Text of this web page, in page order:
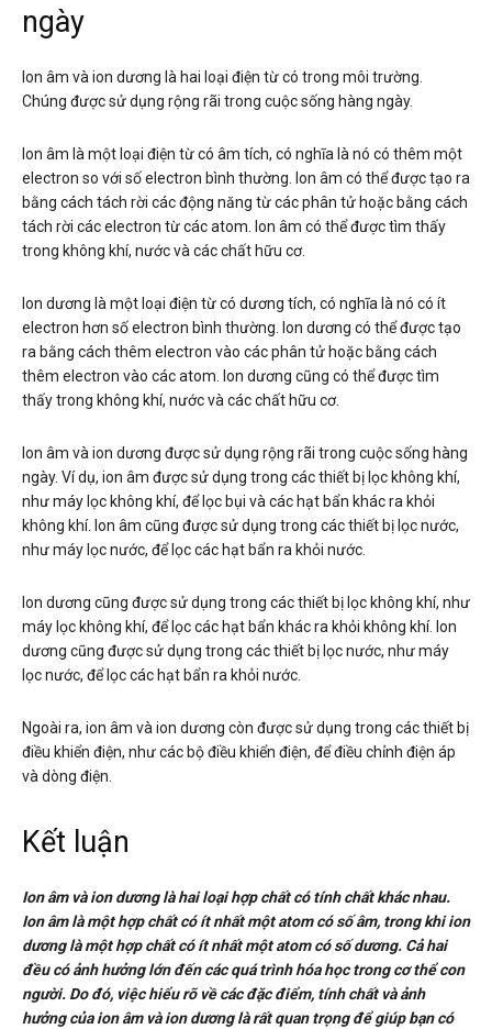
ngày
Ion âm và ion dương là hai loại điện từ có trong môi trường.
Chúng được sử dụng rộng rãi trong cuộc sống hàng ngày.
Ion âm là một loại điện từ có âm tích, có nghĩa là nó có thêm một
electron so với số electron bình thường. Ion âm có thể được tạo ra
bằng cách tách rời các động năng từ các phân tử hoặc bằng cách
tách rời các electron từ các atom. Ion âm có thể được tìm thấy
trong không khí, nước và các chất hữu cơ.
Ion dương là một loại điện từ có dương tích, có nghĩa là nó có ít
electron hơn số electron bình thường. Ion dương có thể được tạo
ra bằng cách thêm electron vào các phân tử hoặc bằng cách
thêm electron vào các atom. Ion dương cũng có thể được tìm
thấy trong không khí, nước và các chất hữu cơ.
Ion âm và ion dương được sử dụng rộng rãi trong cuộc sống hàng
ngày. Ví dụ, ion âm được sử dụng trong các thiết bị lọc không khí,
như máy lọc không khí, để lọc bụi và các hạt bẩn khác ra khỏi
không khí. Ion âm cũng được sử dụng trong các thiết bị lọc nước,
như máy lọc nước, để lọc các hạt bẩn ra khỏi nước.
Ion dương cũng được sử dụng trong các thiết bị lọc không khí, như
máy lọc không khí, để lọc các hạt bẩn khác ra khỏi không khí. Ion
dương cũng được sử dụng trong các thiết bị lọc nước, như máy
lọc nước, để lọc các hạt bẩn ra khỏi nước.
Ngoài ra, ion âm và ion dương còn được sử dụng trong các thiết bị
điều khiển điện, như các bộ điều khiển điện, để điều chỉnh điện áp
và dòng điện.
Kết luận
Ion âm và ion dương là hai loại hợp chất có tính chất khác nhau.
Ion âm là một hợp chất có ít nhất một atom có số âm, trong khi ion
dương là một hợp chất có ít nhất một atom có số dương. Cả hai
đều có ảnh hưởng lớn đến các quá trình hóa học trong cơ thể con
người. Do đó, việc hiểu rõ về các đặc điểm, tính chất và ảnh
hưởng của ion âm và ion dương là rất quan trọng để giúp bạn có